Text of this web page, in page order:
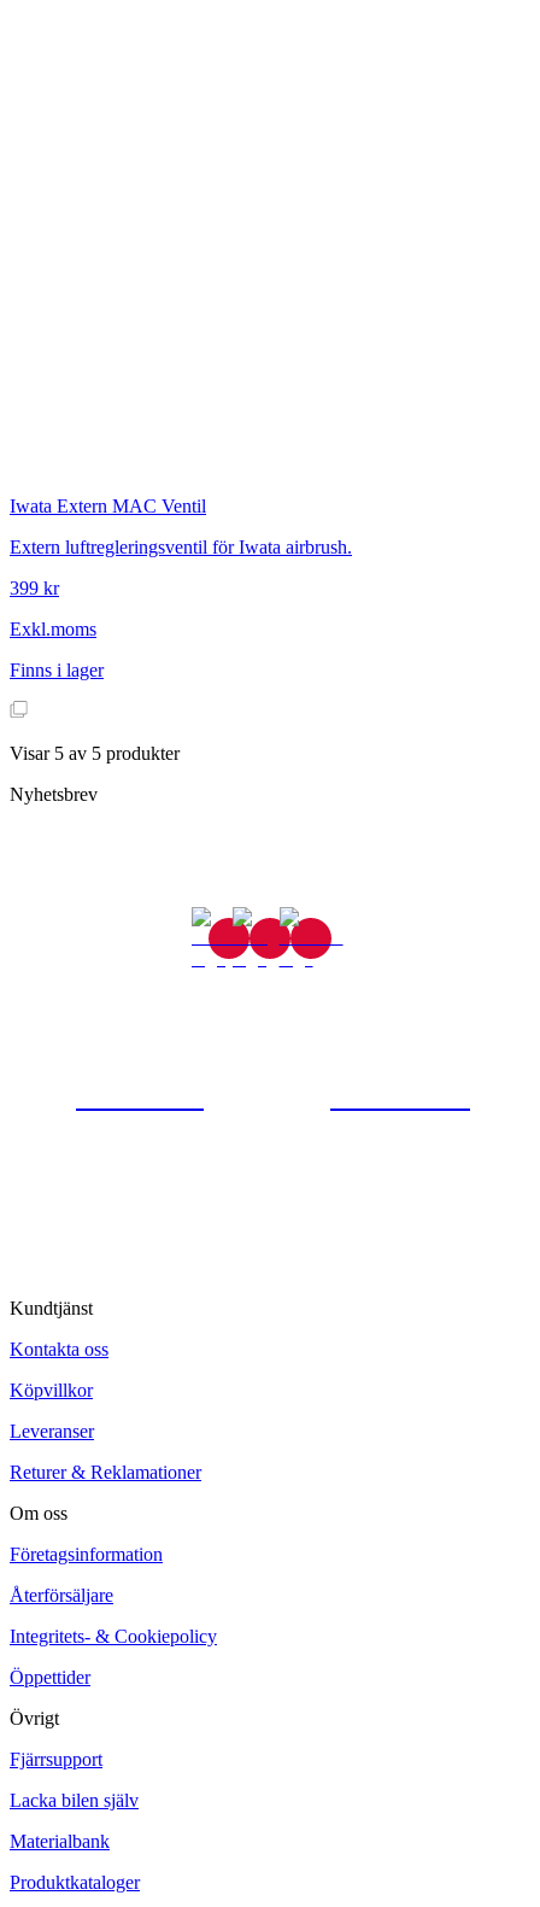
Iwata Extern MAC Ventil
Extern luftregleringsventil för Iwata airbrush.
399 kr
Exkl.moms
Finns i lager
Visar5 av 5 produkter
Nyhetsbrev
Kundtjänst
Kontakta oss
Köpvillkor
Leveranser
Returer & Reklamationer
Om oss
Företagsinformation
Återförsäljare
Integritets- & Cookiepolicy
Öppettider
Övrigt
Fjärrsupport
Lacka bilen själv
Materialbank
Produktkataloger